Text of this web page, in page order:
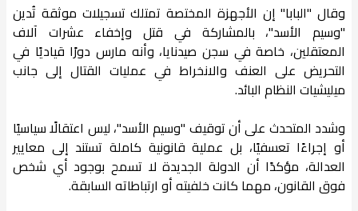
وقال "البابا" إن الأجهزة المختصة تمتلك تسجيلات موثقة تُدين
"وسيم الأسد"، بالمشاركة في قتل وإخفاء عشرات آلاف
المعتقلين، خاصة في سجن صيدنايا، وأنه مارس دورًا قياديًا في
التحريض على العنف والانخراط في عمليات القتال إلى جانب
ميليشيات النظام البائد.
وشدد المتحدث على أن توقيف "وسيم الأسد"، ليس اعتقالًا سياسيًا
أو إجراءًا تعسفيًا، بل عملية قانونية كاملة تستند إلى معايير
العدالة، مؤكدًا أن الدولة الجديدة لا تسمح بوجود أي شخص
فوق القانون، مهما كانت خلفيته أو ارتباطاته السابقة.